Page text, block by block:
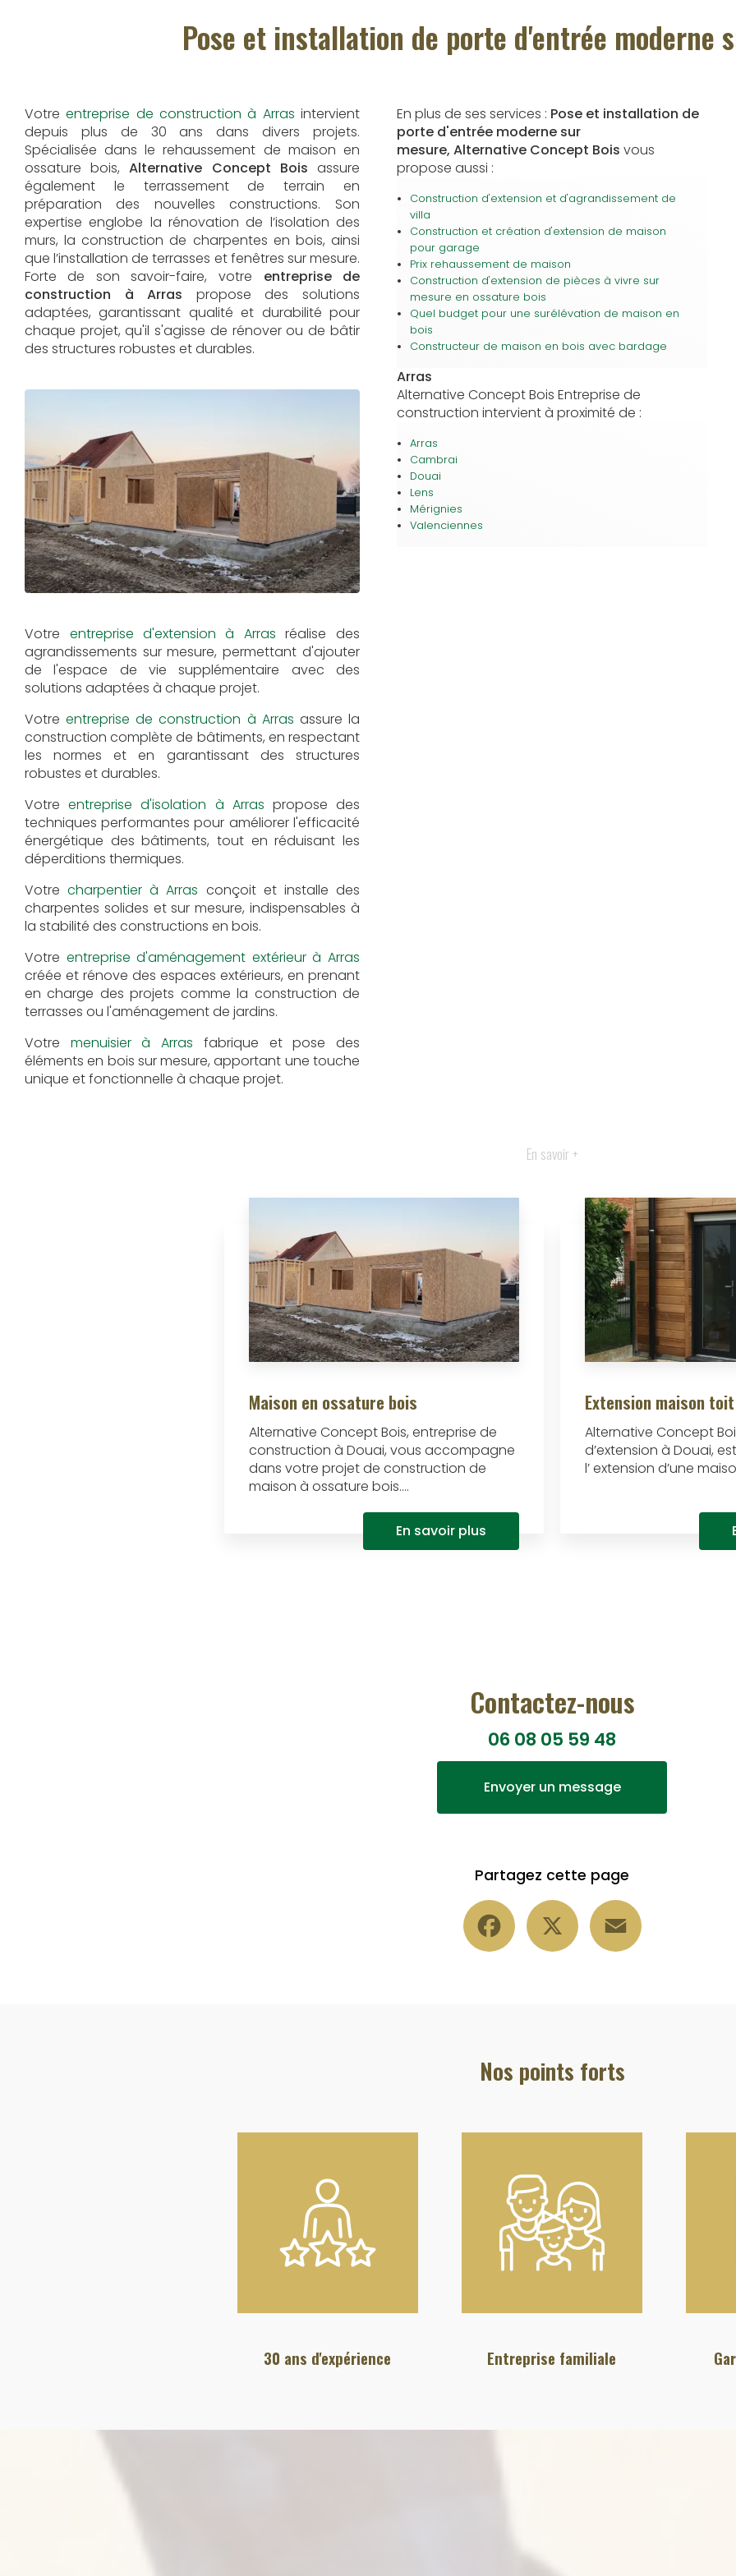
Pose et installation de porte d'entrée moderne
Votreentreprise de construction à Arras intervient
depuis plus de 30 ans dans divers projets.
Spécialisée dans le rehaussement de maison en
ossature bois,Alternative Concept Bois assure
également le terrassement de terrain en
préparation des nouvelles constructions. Son
expertise englobe la rénovation de l’isolation des
murs, la construction de charpentes en bois, ainsi
que l’installation de terrasses et fenêtres sur mesure.
Forte de son savoir-faire, votre entreprise de
construction à Arras propose des solutions
adaptées, garantissant qualité et durabilité pour
chaque projet, qu'il s'agisse de rénover ou de bâtir
des structures robustes et durables.
Votre entreprise d'extension à Arras réalise des
agrandissements sur mesure, permettant d'ajouter
de l'espace de vie supplémentaire avec des
solutions adaptées à chaque projet.
Votreentreprise de construction à Arras assure la
construction complète de bâtiments, en respectant
les normes et en garantissant des structures
robustes et durables.
Votreentreprise d'isolation à Arras propose des
techniques performantes pour améliorer l'efficacité
énergétique des bâtiments, tout en réduisant les
déperditions thermiques.
Votrecharpentier à Arras conçoit et installe des
charpentes solides et sur mesure, indispensables à
la stabilité des constructions en bois.
Votre entreprise d'aménagement extérieur à Arras
créée et rénove des espaces extérieurs, en prenant
en charge des projets comme la construction de
terrasses ou l'aménagement de jardins.
Votre menuisier à Arras fabrique et pose des
éléments en bois sur mesure, apportant une touche
unique et fonctionnelle à chaque projet.
En plus de ses services : Pose et installation de
porte d'entrée moderne sur
mesure, Alternative Concept Bois vous
propose aussi :
Construction d'extension et d'agrandissement de
villa
Construction et création d'extension de maison
pour garage
Prix rehaussement de maison
Construction d'extension de pièces à vivre sur
mesure en ossature bois
Quel budget pour une surélévation de maison en
bois
Constructeur de maison en bois avec bardage
Arras
Alternative Concept Bois Entreprise de
construction intervient à proximité de :
Arras
Cambrai
Douai
Lens
Mérignies
Valenciennes
En savoir +
Maison en ossature bois
Alternative Concept Bois, entreprise de
construction à Douai, vous accompagne
dans votre projet de construction de
maison à ossature bois....
En savoir plus
Extension maison
Alternative Concept
d’extension à Douai,
l’ extension d’une
Contactez-nous
06 08 05 59 48
Envoyer un message
Partagez cette page
Facebook
Nos points forts
30 ans d'expérience Entreprise familiale